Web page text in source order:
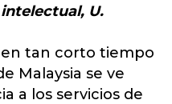
U.
en tan corto tiempo
Malaysia se ve
a los servicios de